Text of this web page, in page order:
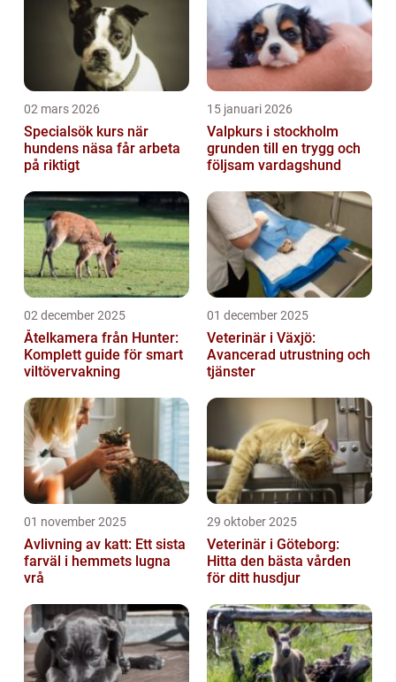
fladdermöss. F...
02 mars 2026
Specialsök kurs när
hundens näsa får arbeta
på riktigt
15 januari 2026
Valpkurs i stockholm
grunden till en trygg och
följsam vardagshund
02 december 2025
Åtelkamera från Hunter:
Komplett guide för smart
viltövervakning
01 december 2025
Veterinär i Växjö:
Avancerad utrustning och
tjänster
01 november 2025
Avlivning av katt: Ett sista
farväl i hemmets lugna
vrå
29 oktober 2025
Veterinär i Göteborg:
Hitta den bästa vården
för ditt husdjur